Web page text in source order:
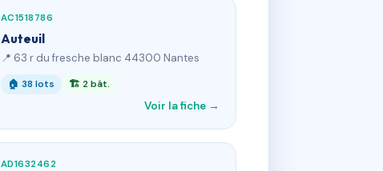
AC1518786
Auteuil
📍 63 r du fresche blanc 44300 Nantes
🏠 38 lots 🏗 2 bât.
Voir la fiche →
AD1632462